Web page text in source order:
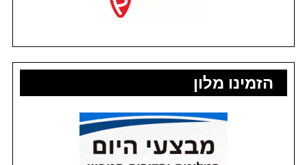
הזמינו מלון